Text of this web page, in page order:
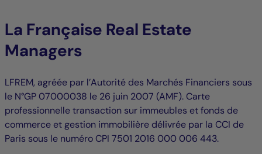
La Française Real Estate
Managers
LFREM, agréée par l’Autorité des Marchés Financiers sous
le N°GP 07000038 le 26 juin 2007 (AMF). Carte
professionnelle transaction sur immeubles et fonds de
commerce et gestion immobilière délivrée par la CCI de
Paris sous le numéro CPI 7501 2016 000 006 443.